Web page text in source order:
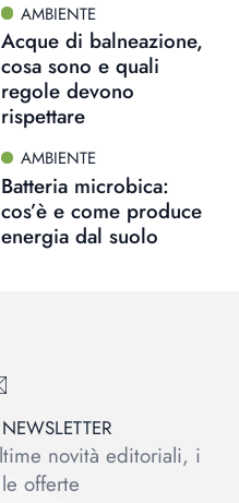
AMBIENTE
Acque di balneazione,
cosa sono e quali
regole devono
rispettare
AMBIENTE
Batteria microbica:
cos’è e come produce
energia dal suolo
novità editoriali, i
offerte